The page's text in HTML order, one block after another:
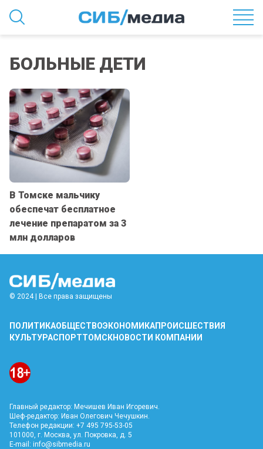
БОЛЬНЫЕ ДЕТИ
В Томске мальчику
обеспечат бесплатное
лечение препаратом за 3
млн долларов
© 2024 | Все права защищены
ПОЛИТИКАОБЩЕСТВОЭКОНОМИКАПРОИСШЕСТВИЯ
КУЛЬТУРАСПОРТТОМСКНОВОСТИ КОМПАНИИ
Главный редактор: Мечишев Иван Игоревич.
Шеф-редактор: Иван Олегович Чечушкин.
Телефон редакции: +7 495 795-53-05
101000, г. Москва, ул. Покровка, д. 5
E-mail: info@sibmedia.ru